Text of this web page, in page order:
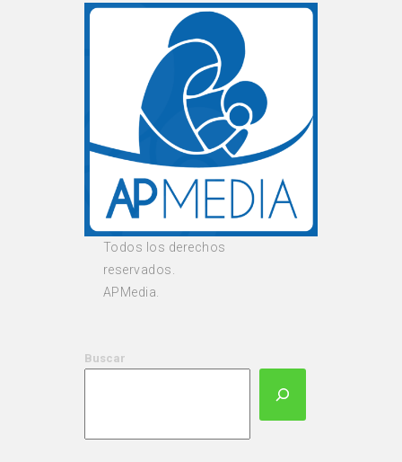
Todos los derechos
reservados.
APMedia.
Buscar